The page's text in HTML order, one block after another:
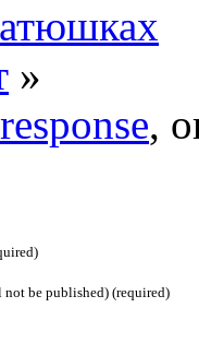
»
,
be published) (required)